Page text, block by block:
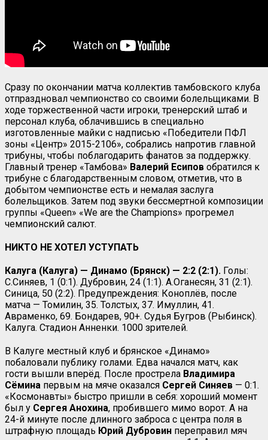
Сразу по окончании матча коллектив тамбовского клуба
отпраздновал чемпионство со своими болельщиками. В
ходе торжественной части игроки, тренерский штаб и
персонал клуба, облачившись в специально
изготовленные майки с надписью «Победители ПФЛ
зоны «Центр» 2015-2106», собрались напротив главной
трибуны, чтобы поблагодарить фанатов за поддержку.
Главный тренер «Тамбова» Валерий Есипов обратился к
трибуне с благодарственным словом, отметив, что в
добытом чемпионстве есть и немалая заслуга
болельщиков. Затем под звуки бессмертной композиции
группы «Queen» «We are the Champions» прогремел
чемпионский салют.
НИКТО НЕ ХОТЕЛ УСТУПАТЬ
Калуга (Калуга) — Динамо (Брянск) — 2:2 (2:1). Голы:
С.Синяев, 1 (0:1). Дубровин, 24 (1:1). А.Оганесян, 31 (2:1).
Синица, 50 (2:2). Предупреждения: Коноплёв, после
матча — Томилин, 35. Толстых, 37. Имуллин, 41.
Авраменко, 69. Бондарев, 90+. Судья Бугров (Рыбинск).
Калуга. Стадион Анненки. 1000 зрителей.
В Калуге местный клуб и брянское «Динамо»
побаловали публику голами. Едва начался матч, как
гости вышли вперёд. После прострела Владимира
Сёмина первым на мяче оказался Сергей Синяев — 0:1.
«Космонавты» быстро пришли в себя: хороший момент
был у Сергея Анохина, пробившего мимо ворот. А на
24-й минуте после длинного заброса с центра поля в
штрафную площадь Юрий Дубровин переправил мяч